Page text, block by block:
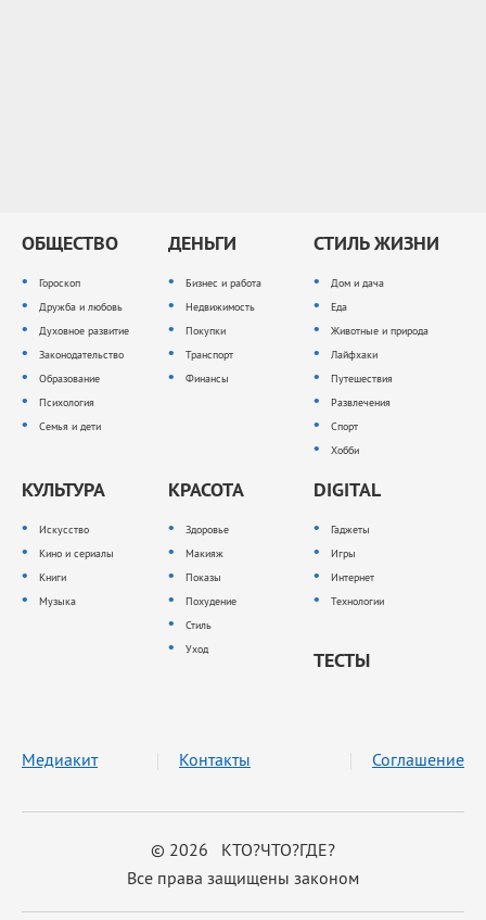
ОБЩЕСТВО
Гороскоп
Дружба и любовь
Духовное развитие
Законодательство
Образование
Психология
Семья и дети
ДЕНЬГИ
Бизнес и работа
Недвижимость
Покупки
Транспорт
Финансы
СТИЛЬ ЖИЗНИ
Дом и дача
Еда
Животные и природа
Лайфхаки
Путешествия
Развлечения
Спорт
Хобби
КУЛЬТУРА
Искусство
Кино и сериалы
Книги
Музыка
КРАСОТА
Здоровье
Макияж
Показы
Похудение
Стиль
Уход
DIGITAL
Гаджеты
Игры
Интернет
Технологии
ТЕСТЫ
© 2026 КТО?ЧТО?ГДЕ?
Все права защищены законом
Медиакит Контакты Соглашение